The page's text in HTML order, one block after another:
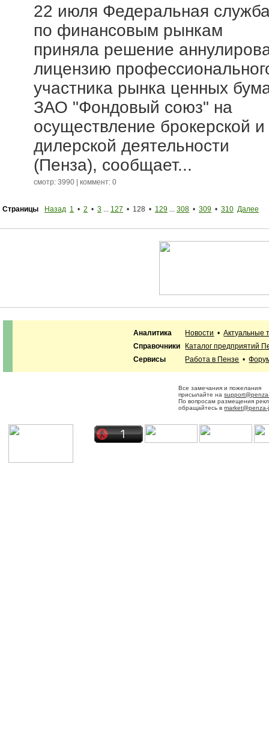
22 июля Федеральная
по финансовым рынкам
приняла решение
лицензию
участника рынка ценных
ЗАО "Фондовый союз" на
осуществление брокерской и
дилерской деятельности
(Пенза), сообщает...
смотр: 3990 | коммент: 0
Страницы Назад 1 • 2 • 3 ... 127 • 128 • 129 ... 308 • 309 • 310 Далее
Аналитика Новости •Актуальные
Справочники
Каталог предприятий
Сервисы
Работа в Пензе •
Все замечания и пожелания
присылайте на
По вопросам размещения
обращайтесь в